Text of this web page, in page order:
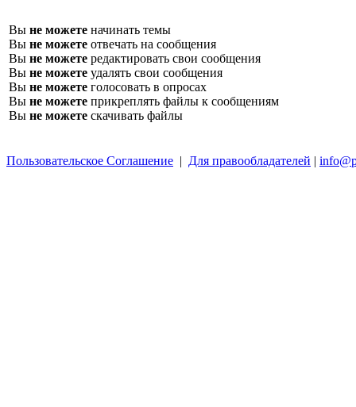
Вы не можете начинать темы
Вы не можете отвечать на сообщения
Вы не можете редактировать свои сообщения
Вы не можете удалять свои сообщения
Вы не можете голосовать в опросах
Вы не можете прикреплять файлы к сообщениям
Вы не можете скачивать файлы
Пользовательское Соглашение | Для правообладателей |